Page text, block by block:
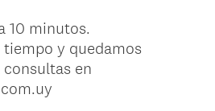
10 minutos.
y quedamos
en